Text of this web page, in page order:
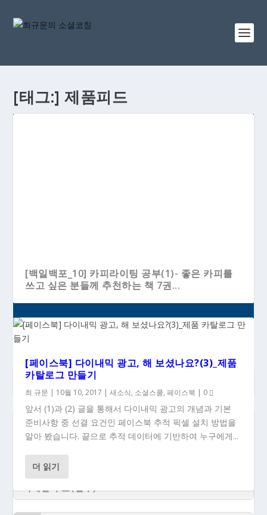
[태그:]제품피드
[백일백포_10] 카피라이팅 공부(1)- 좋은 카피를
쓰고 싶은 분들께 추천하는 책 7권...
[페이스북] 다이내믹 광고, 해 보셨나요?(3)_제품
카탈로그 만들기
최 규문 | 10월 10, 2017 |새소식, 소셜스쿨,페이스북 | 0
앞서 (1)과 (2) 글을 통해서 다이내믹 광고의 개념과 기본
준비사항 중 선결 요건인 페이스북 추적 픽셀 설치 방법을
알아 봤습니다. 끝으로 추적 데이터에 기반하여 누구에게...
더 읽기
### 새 글이 올라올 때 이메일로 받으시려면...